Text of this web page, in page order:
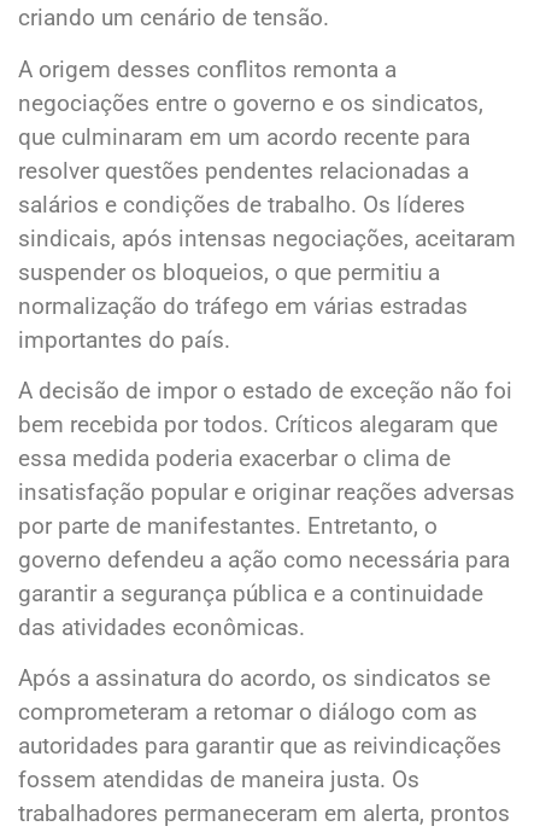
criando um cenário de tensão.
A origem desses conflitos remonta a
negociações entre o governo e os sindicatos,
que culminaram em um acordo recente para
resolver questões pendentes relacionadas a
salários e condições de trabalho. Os líderes
sindicais, após intensas negociações, aceitaram
suspender os bloqueios, o que permitiu a
normalização do tráfego em várias estradas
importantes do país.
A decisão de impor o estado de exceção não foi
bem recebida por todos. Críticos alegaram que
essa medida poderia exacerbar o clima de
insatisfação popular e originar reações adversas
por parte de manifestantes. Entretanto, o
governo defendeu a ação como necessária para
garantir a segurança pública e a continuidade
das atividades econômicas.
Após a assinatura do acordo, os sindicatos se
comprometeram a retomar o diálogo com as
autoridades para garantir que as reivindicações
fossem atendidas de maneira justa. Os
trabalhadores permaneceram em alerta, prontos